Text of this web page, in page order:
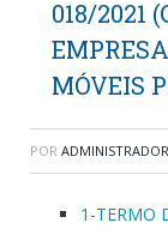
018/2021
MÓVEIS
POR ADMINISTRADOR
1-TERMO